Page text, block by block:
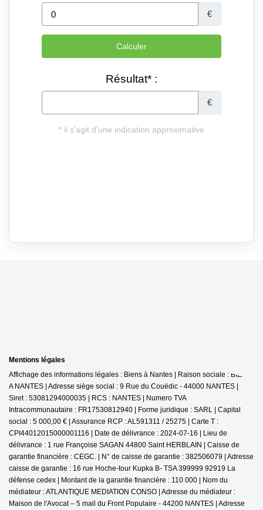
Mentions légales
Affichage des informations légales : Biens à Nantes | Raison sociale : BIENS
A NANTES | Adresse siège social : 9 Rue du Couëdic - 44000 NANTES |
Siret : 53081294000035 | RCS : NANTES | Numero TVA
Intracommunautaire : FR17530812940 | Forme juridique : SARL | Capital
social : 5 000,00 € | Assurance RCP : AL591311 / 25275 | Carte T :
CPI44012015000001116 | Date de délivrance : 2024-07-16 | Lieu de
délivrance : 1 rue Françoise SAGAN 44800 Saint HERBLAIN | Caisse de
garantie financière : CEGC. | N° de caisse de garantie : 382506079 | Adresse
caisse de garantie : 16 rue Hoche-tour Kupka B- TSA 399999 92919 La
défense cedex | Montant de la garantie financière : 110 000 | Nom du
médiateur : ATLANTIQUE MEDIATION CONSO | Adresse du médiateur :
Maison de l'Avocat – 5 mail du Front Populaire - 44200 NANTES | Adresse